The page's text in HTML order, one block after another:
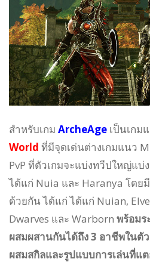
สำหรับเกม ArcheAge เป็นเกม
World ที่มีจุดเด่นต่างเกมแนว
PvP ที่ตัวเกมจะแบ่งทวีปใหญ่แบ่
ได้แก่ Nuia และ Haranya โดยมี
ด้วยกัน ได้แก่ ได้แก่ Nuian,
Dwarves และ Warborn พร้อม
ผสมผสานกันได้ถึง 3 อาชีพในตั
ผสมสกิลและรูปแบบการเล่นที่แ